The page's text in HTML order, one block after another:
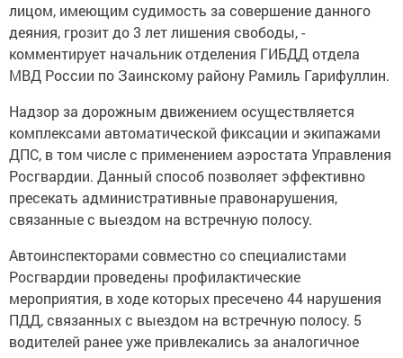
лицом, имеющим судимость за совершение данного
деяния, грозит до 3️ лет лишения свободы, -
комментирует начальник отделения ГИБДД отдела
МВД России по Заинскому району Рамиль Гарифуллин.
Надзор за дорожным движением осуществляется
комплексами автоматической фиксации и экипажами
ДПС, в том числе с применением аэростата Управления
Росгвардии. Данный способ позволяет эффективно
пресекать административные правонарушения,
связанные с выездом на встречную полосу.
Автоинспекторами совместно со специалистами
Росгвардии проведены профилактические
мероприятия, в ходе которых пресечено 44 нарушения
ПДД, связанных с выездом на встречную полосу. 5
водителей ранее уже привлекались за аналогичное